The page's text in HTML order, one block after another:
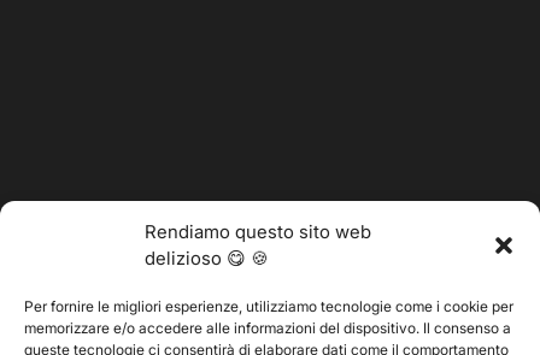
Rendiamo questo sito web
delizioso 😋 🍪
Per fornire le migliori esperienze, utilizziamo tecnologie come i cookie per
memorizzare e/o accedere alle informazioni del dispositivo. Il consenso a
queste tecnologie ci consentirà di elaborare dati come il comportamento
@2025 Vertitech. Tutti i diritti riservati.